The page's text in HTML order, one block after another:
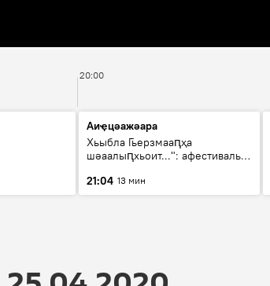
20:00
Аиҿцәажәара
Хьыбла Гьерзмааԥҳа
шәаалыԥхьоит...": афестиваль
21:04 13 мин